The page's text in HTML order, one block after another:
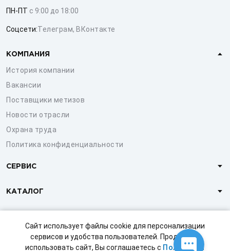
Сайт использует файлы cookie для персонализации
сервисов и удобства пользователей. Продолжая
использовать сайт, Вы соглашаетесь с Политикой
ПН-ПТ с 9:00 до 18:00
Соцсети:Телеграм, ВКонтакте
КОМПАНИЯ
История компании
Вакансии
Поставщики метизов
Новости отрасли
Охрана труда
Политика конфиденциальности
СЕРВИС
КАТАЛОГ